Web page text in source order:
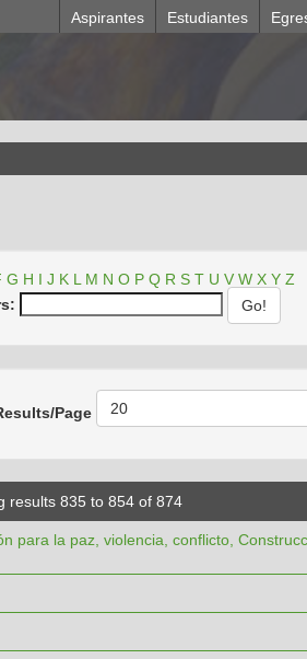
Aspirantes Estudiantes
G H I J K L M N O P Q R S T U V W X Y Z
Page 20
results 835 to 854 of 874
para la paz, violencia, conflicto,